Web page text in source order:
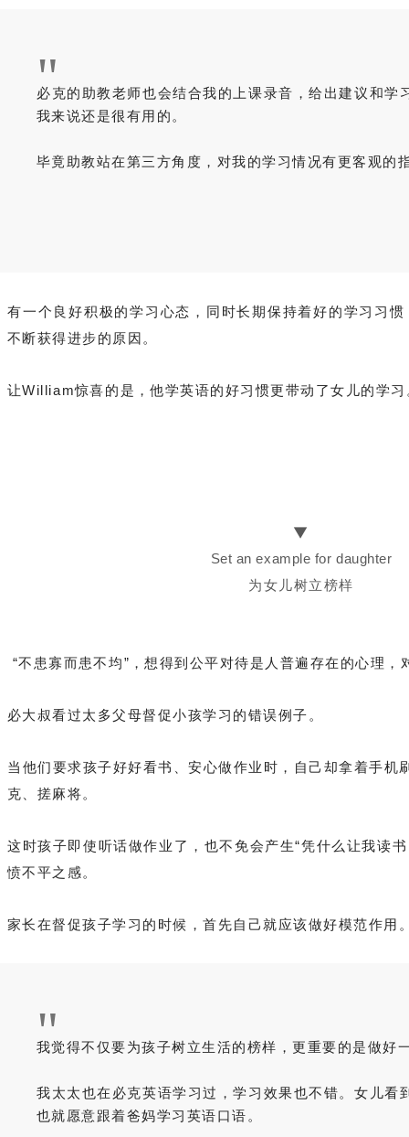
"
必克的助教老师也会结合我的上课录音，给出建议和学
我来说还是很有用的。
毕竟助教站在第三方角度，对我的学习情况有更客观的
有一个良好积极的学习心态，同时长期保持着好的学习习
不断获得进步的原因。
让William惊喜的是，他学英语的好习惯更带动了女儿的学习
▼
Set an example for daughter
为女儿树立榜样
“不患寡而患不均”，想得到公平对待是人普遍存在的心理
必大叔看过太多父母督促小孩学习的错误例子。
当他们要求孩子好好看书、安心做作业时，自己却拿着手机
克、搓麻将。
这时孩子即使听话做作业了，也不免会产生“凭什么让我读
愤不平之感。
家长在督促孩子学习的时候，首先自己就应该做好模范作用
"
我觉得不仅要为孩子树立生活的榜样，更重要的是做好
我太太也在必克英语学习过，学习效果也不错。女儿看
也就愿意跟着爸妈学习英语口语。